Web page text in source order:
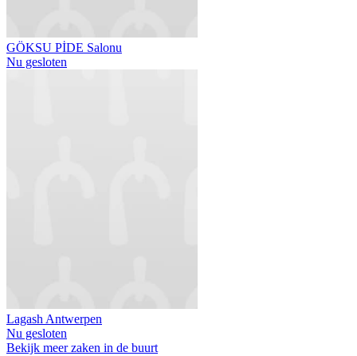
GÖKSU PİDE Salonu
Nu gesloten
Lagash Antwerpen
Nu gesloten
Bekijk meer zaken in de buurt